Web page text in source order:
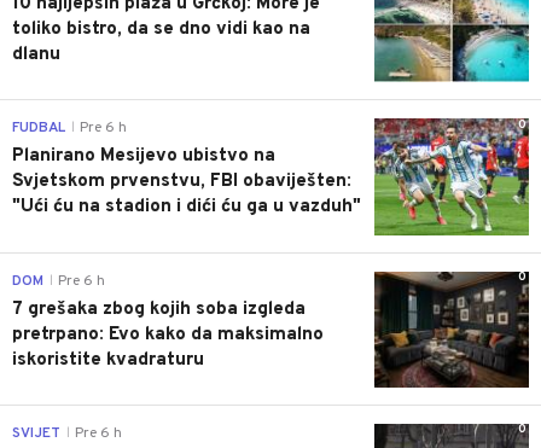
toliko bistro, da se dno vidi kao na
dlanu
0
FUDBAL Pre 6 h
Planirano Mesijevo ubistvo na
Svjetskom prvenstvu, FBI obaviješten:
"Ući ću na stadion i dići ću ga u vazduh"
0
DOM Pre 6 h
7 grešaka zbog kojih soba izgleda
pretrpano: Evo kako da maksimalno
iskoristite kvadraturu
0
SVIJET Pre 6 h